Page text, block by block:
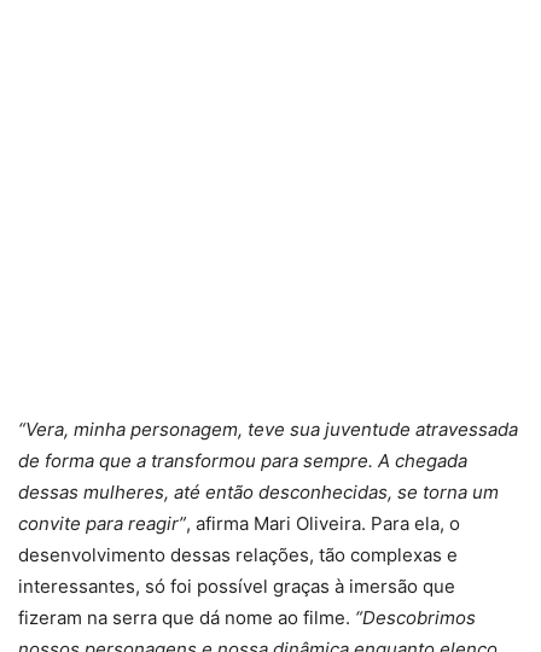
“Vera, minha personagem, teve sua juventude atravessada
de forma que a transformou para sempre. A chegada
dessas mulheres, até então desconhecidas, se torna um
convite para reagir”, afirma Mari Oliveira. Para ela, o
desenvolvimento dessas relações, tão complexas e
interessantes, só foi possível graças à imersão que
fizeram na serra que dá nome ao filme. “Descobrimos